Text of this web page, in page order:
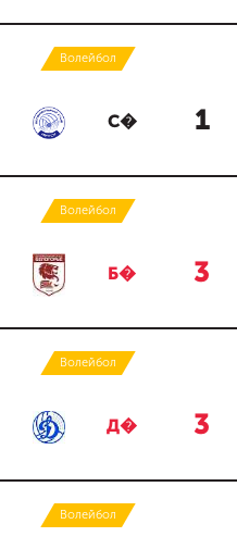
Волейбол
С� 1
Волейбол
Б� 3
Волейбол
Д� 3
Волейбол